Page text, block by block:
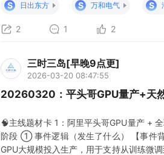
S
日出东方 S 万和电气 S
2 1 2
三时三岛[早晚9点更]
2026-03-20 08:47:55
20260320：平头哥GPU量产+天
🧠主线题材卡 1：阿里平头哥GPU量产 +
阶段 ① 事件逻辑（发生了什么） 【事件
GPU大规模投入生产，用于支持从训练微